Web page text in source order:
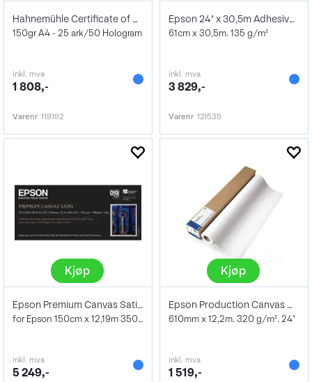
Hahnemühle Certificate of Authenticity
150gr A4 - 25 ark/50 Hologram
inkl. mva
1 808,-
Varenr 119192
Epson 24" x 30,5m Adhesive Enhanced
61cm x 30,5m. 135 g/m²
inkl. mva
3 829,-
Varenr 121535
Kjøp
Epson Premium Canvas Satin 60" 350g
for Epson 150cm x 12,19m 350 g/m²
inkl. mva
5 249,-
Kjøp
Epson Production Canvas Matte
610mm x 12,2m. 320 g/m². 24"
inkl. mva
1 519,-